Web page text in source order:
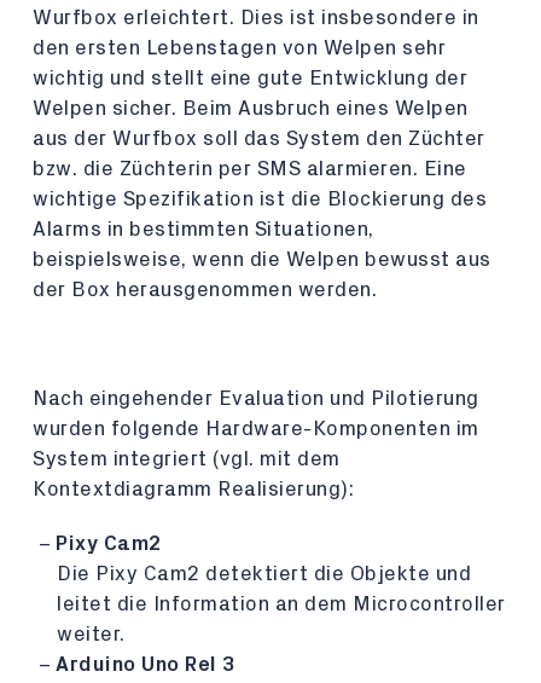
Wurfbox erleichtert. Dies ist insbesondere in
den ersten Lebenstagen von Welpen sehr
wichtig und stellt eine gute Entwicklung der
Welpen sicher. Beim Ausbruch eines Welpen
aus der Wurfbox soll das System den Züchter
bzw. die Züchterin per SMS alarmieren. Eine
wichtige Spezifikation ist die Blockierung des
Alarms in bestimmten Situationen,
beispielsweise, wenn die Welpen bewusst aus
der Box herausgenommen werden.
Nach eingehender Evaluation und Pilotierung
wurden folgende Hardware-Komponenten im
System integriert (vgl. mit dem
Kontextdiagramm Realisierung):
Pixy Cam2
Die Pixy Cam2 detektiert die Objekte und
leitet die Information an dem Microcontroller
weiter.
Arduino Uno Rel 3